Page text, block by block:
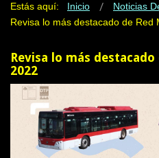
Estás aquí: Inicio
Noticias
Revisa lo más destacado de Red
Revisa lo más
2022